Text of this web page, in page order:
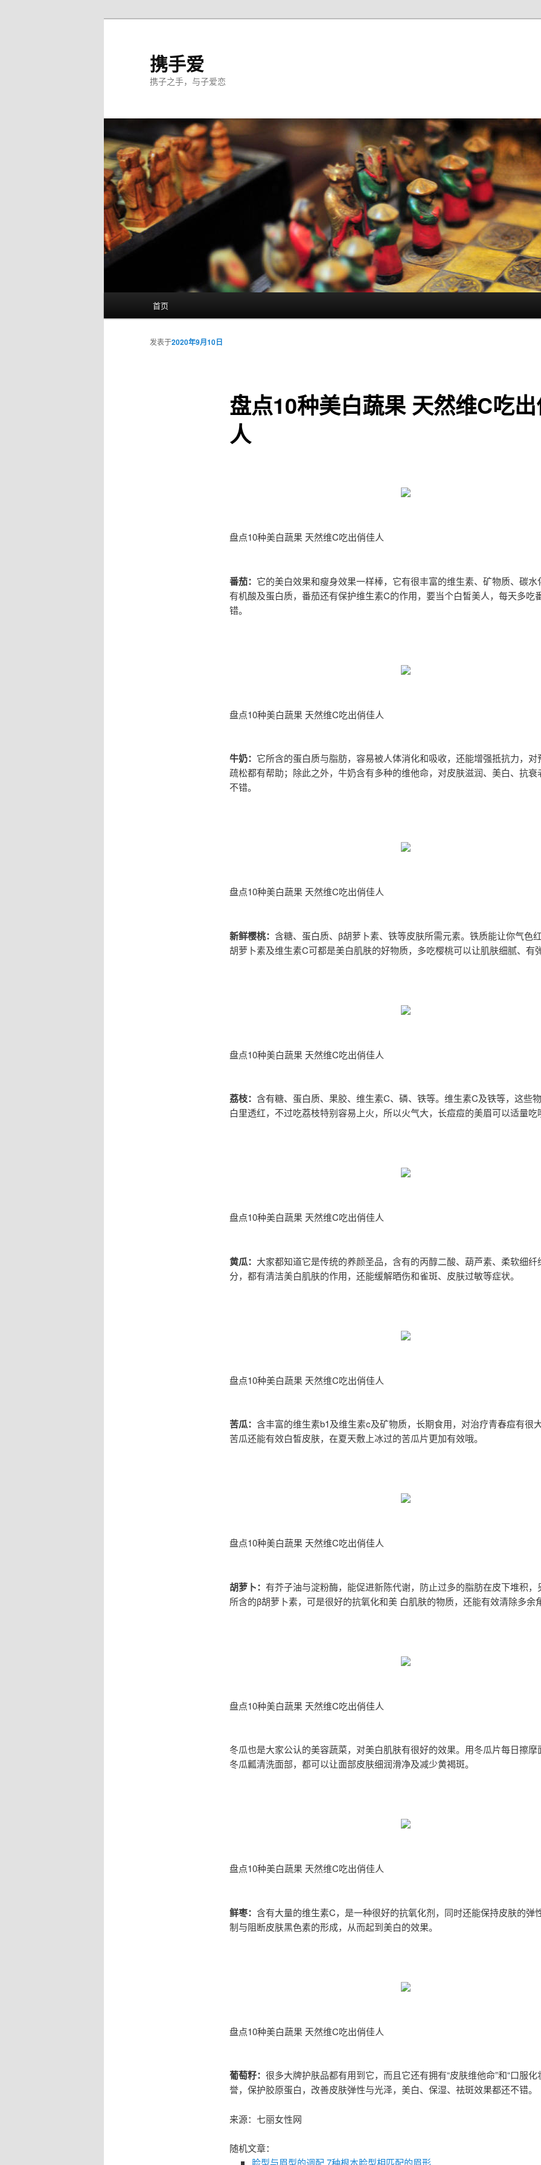
携手爱
携子之手，与子爱恋
首页
盘点10种美白蔬果 天然维C吃
人
发表于2020年9月10日
盘点10种美白蔬果 天然维C吃出俏佳人
番茄： 它的美白效果和瘦身效果一样棒，它有很丰富的维生素、矿物质、碳水
有机酸及蛋白质，番茄还有保护维生素C的作用，要当个白皙美人，每天多吃
错。
盘点10种美白蔬果 天然维C吃出俏佳人
牛奶： 它所含的蛋白质与脂肪，容易被人体消化和吸收，还能增强抵抗力，对
疏松都有帮助；除此之外，牛奶含有多种的维他命，对皮肤滋润、美白、抗衰
不错。
盘点10种美白蔬果 天然维C吃出俏佳人
新鲜樱桃： 含糖、蛋白质、β胡萝卜素、铁等皮肤所需元素。铁质能让你气色
胡萝卜素及维生素C可都是美白肌肤的好物质，多吃樱桃可以让肌肤细腻、有
盘点10种美白蔬果 天然维C吃出俏佳人
荔枝： 含有糖、蛋白质、果胶、维生素C、磷、铁等。维生素C及铁等，这些
白里透红，不过吃荔枝特别容易上火，所以火气大，长痘痘的美眉可以适量吃
盘点10种美白蔬果 天然维C吃出俏佳人
黄瓜： 大家都知道它是传统的养颜圣品，含有的丙醇二酸、葫芦素、柔软细纤
分，都有清洁美白肌肤的作用，还能缓解晒伤和雀斑、皮肤过敏等症状。
盘点10种美白蔬果 天然维C吃出俏佳人
苦瓜： 含丰富的维生素b1及维生素c及矿物质，长期食用，对治疗青春痘有很
苦瓜还能有效白皙皮肤，在夏天敷上冰过的苦瓜片更加有效哦。
盘点10种美白蔬果 天然维C吃出俏佳人
胡萝卜： 有芥子油与淀粉酶，能促进新陈代谢，防止过多的脂肪在皮下堆积，
所含的β胡萝卜素，可是很好的抗氧化和美 白肌肤的物质，还能有效清除多余
盘点10种美白蔬果 天然维C吃出俏佳人
冬瓜也是大家公认的美容蔬菜，对美白肌肤有很好的效果。用冬瓜片每日擦摩
冬瓜瓤清洗面部，都可以让面部皮肤细润滑净及减少黄褐斑。
盘点10种美白蔬果 天然维C吃出俏佳人
鲜枣： 含有大量的维生素C，是一种很好的抗氧化剂，同时还能保持皮肤的弹
制与阻断皮肤黑色素的形成，从而起到美白的效果。
盘点10种美白蔬果 天然维C吃出俏佳人
葡萄籽： 很多大牌护肤品都有用到它，而且它还有拥有“皮肤维他命”和“口服化
誉，保护胶原蛋白，改善皮肤弹性与光泽，美白、保湿、祛斑效果都还不错。
来源：七丽女性网
随机文章：
脸型与眉型的调配 7种根本脸型相匹配的眉形